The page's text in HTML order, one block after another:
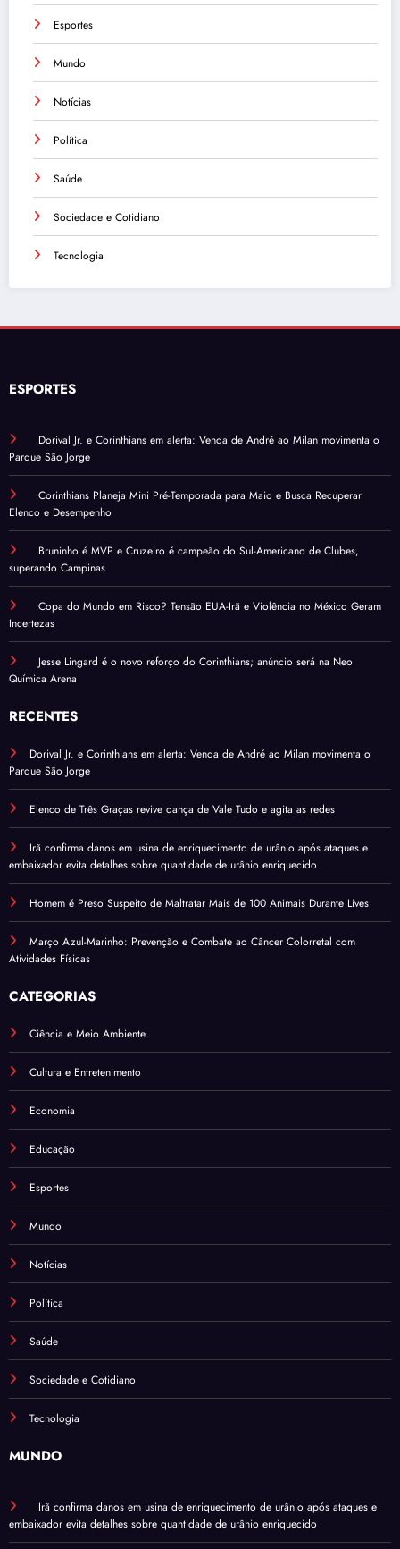
Esportes
Mundo
Notícias
Política
Saúde
Sociedade e Cotidiano
Tecnologia
ESPORTES
Dorival Jr. e Corinthians em alerta: Venda de André ao Milan movimenta o
Parque São Jorge
Corinthians Planeja Mini Pré-Temporada para Maio e Busca Recuperar
Elenco e Desempenho
Bruninho é MVP e Cruzeiro é campeão do Sul-Americano de Clubes,
superando Campinas
Copa do Mundo em Risco? Tensão EUA-Irã e Violência no México Geram
Incertezas
Jesse Lingard é o novo reforço do Corinthians; anúncio será na Neo
Química Arena
RECENTES
Dorival Jr. e Corinthians em alerta: Venda de André ao Milan movimenta o
Parque São Jorge
Elenco de Três Graças revive dança de Vale Tudo e agita as redes
Irã confirma danos em usina de enriquecimento de urânio após ataques e
embaixador evita detalhes sobre quantidade de urânio enriquecido
Homem é Preso Suspeito de Maltratar Mais de 100 Animais Durante Lives
Março Azul-Marinho: Prevenção e Combate ao Câncer Colorretal com
Atividades Físicas
CATEGORIAS
Ciência e Meio Ambiente
Cultura e Entretenimento
Economia
Educação
Esportes
Mundo
Notícias
Política
Saúde
Sociedade e Cotidiano
Tecnologia
MUNDO
Irã confirma danos em usina de enriquecimento de urânio após ataques e
embaixador evita detalhes sobre quantidade de urânio enriquecido